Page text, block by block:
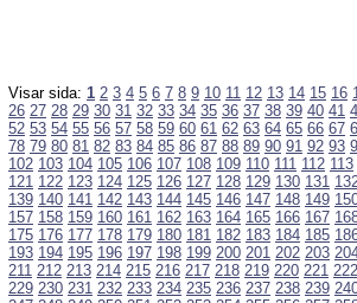
Visar sida: 1 2 3 4 5 6 7 8 9 10 11 12 13 14 15 16
26 27 28 29 30 31 32 33 34 35 36 37 38 39 40 41
52 53 54 55 56 57 58 59 60 61 62 63 64 65 66 67
78 79 80 81 82 83 84 85 86 87 88 89 90 91 92 93
102 103 104 105 106 107 108 109 110 111 112 113
121 122 123 124 125 126 127 128 129 130 131
139 140 141 142 143 144 145 146 147 148 149
157 158 159 160 161 162 163 164 165 166 167
175 176 177 178 179 180 181 182 183 184 185
193 194 195 196 197 198 199 200 201 202 203
211 212 213 214 215 216 217 218 219 220 221 222
229 230 231 232 233 234 235 236 237 238 239